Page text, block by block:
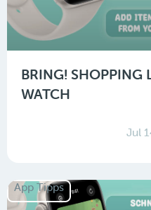
BRING! SHOPPING
WATCH
Jul
App Tipps